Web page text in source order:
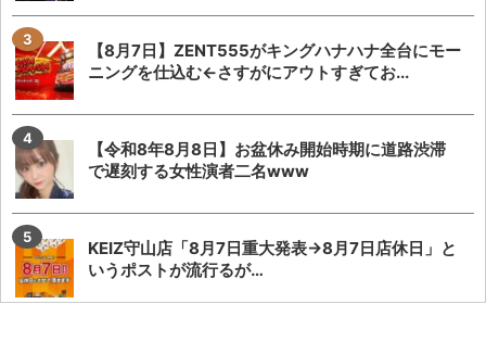
【8月7日】ZENT555がキングハナハナ全台にモー
ニングを仕込む←さすがにアウトすぎてお...
【令和8年8月8日】お盆休み開始時期に道路渋滞
で遅刻する女性演者二名www
KEIZ守山店「8月7日重大発表→8月7日店休日」と
いうポストが流行るが…